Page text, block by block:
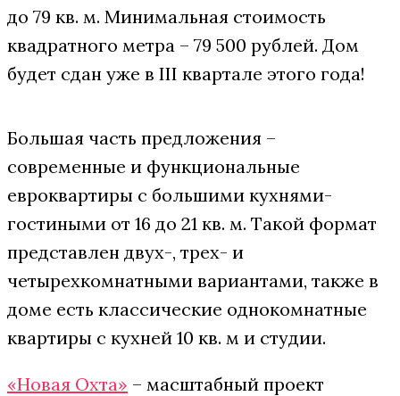
до 79 кв. м. Минимальная стоимость
квадратного метра – 79 500 рублей. Дом
будет сдан уже в III квартале этого года!
Большая часть предложения –
современные и функциональные
евроквартиры с большими кухнями-
гостиными от 16 до 21 кв. м. Такой формат
представлен двух-, трех- и
четырехкомнатными вариантами, также в
доме есть классические однокомнатные
квартиры с кухней 10 кв. м и студии.
«Новая Охта» – масштабный проект